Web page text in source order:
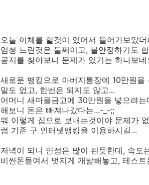
오늘 이체를 할것이 있어서 들어가보았
엄청 느린것은 둘째이고, 불안정하기도
공지를 찾아보니 문제가 있기는 하나보네
새로운 뱅킹으로 아버지통장에 10만원
말도 없고, 한번은 되지도 않고...
어머니 새마을금고에 30만원을 넣으려
해보니 돈은 빠져나갔다는...-_-;;
뭐 이렇게 집으로 보내는것이야 문제가
럼 기존 구 인터넷뱅킹을 이용하시길...
저녁이 되니 안정은 많이 된듯한데, 속도
비싼돈들여서 멋지게 개발해놓고, 테스